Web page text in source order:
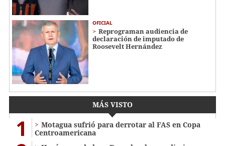
OFICIAL
Reprograman audiencia de
declaración de imputado de
Roosevelt Hernández
MÁS VISTO
1
Motagua sufrió para derrotar al FAS en Copa
Centroamericana